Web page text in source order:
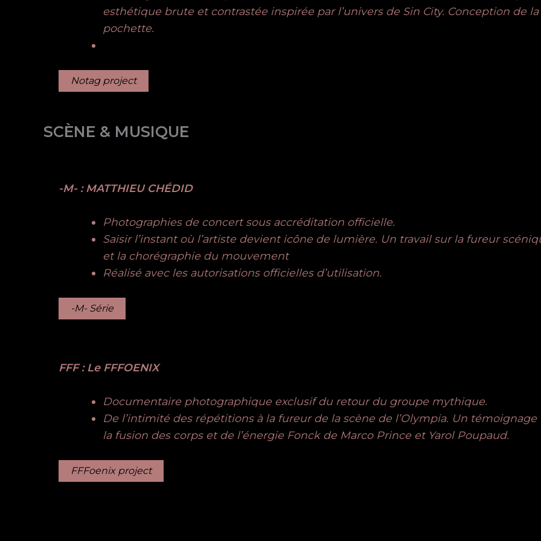
esthétique brute et contrastée inspirée par l’univers de Sin City. Conception de la
pochette.
Notag project
SCÈNE & MUSIQUE
-M- : MATTHIEU CHÉDID
Photographies de concert sous accréditation officielle.
Saisir l’instant où l’artiste devient icône de lumière. Un travail sur la fureur
et la chorégraphie du mouvement
Réalisé avec les autorisations officielles d’utilisation.
-M- Série
FFF : Le FFFOENIX
Documentaire photographique exclusif du retour du groupe mythique.
De l’intimité des répétitions à la fureur de la scène de l’Olympia. Un témoignage
la fusion des corps et de l’énergie Fonck de Marco Prince et Yarol Poupaud.
FFFoenix project